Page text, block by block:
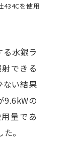
434Cを使用
る水銀ラ
できる
ない結果
9.6kWの
量であ
。